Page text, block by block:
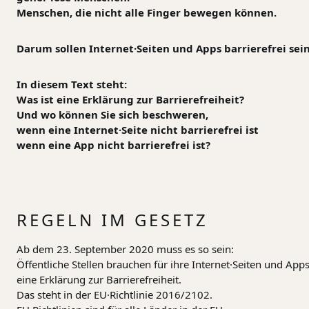
Menschen, die nicht alle Finger bewegen können.
Darum sollen Internet·Seiten und Apps barrierefrei
In diesem Text steht:
Was ist eine Erklärung zur Barrierefreiheit?
Und wo können Sie sich beschweren,
wenn eine Internet·Seite nicht barrierefrei ist
wenn eine App nicht barrierefrei ist?
REGELN IM GESETZ
Ab dem 23. September 2020 muss es so sein:
Öffentliche Stellen brauchen für ihre Internet·Seiten und Apps
eine Erklärung zur Barrierefreiheit.
Das steht in der EU·Richtlinie 2016/2102.